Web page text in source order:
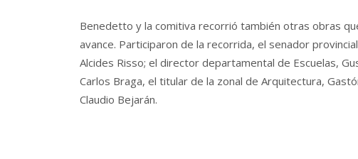
Benedetto y la comitiva recorrió también otras obras
avance. Participaron de la recorrida, el senador
Alcides Risso; el director departamental de Escuelas,
Carlos Braga, el titular de la zonal de Arquitectura,
Claudio Bejarán.